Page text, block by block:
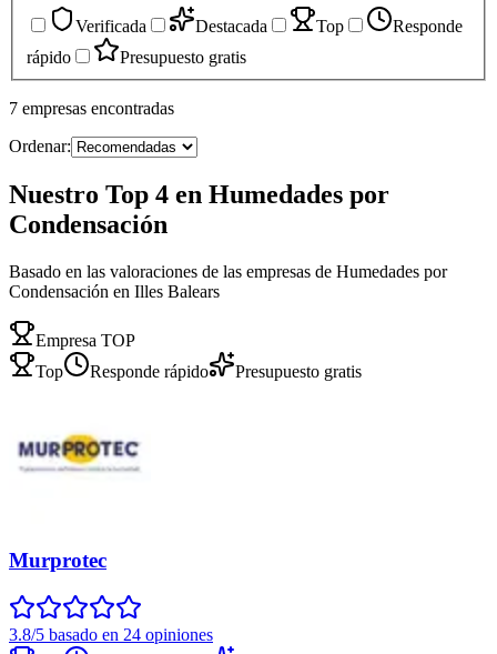
Verificada
Destacada Top
Responde
rápido
Presupuesto gratis
7 empresas encontradas
Ordenar:
Nuestro Top 4 en Humedades por
Condensación
Basado en las valoraciones de las empresas de Humedades por
Condensación en Illes Balears
Empresa TOP
Top
Responde rápido Presupuesto gratis
Murprotec
3.8/5 basado en 24 opiniones